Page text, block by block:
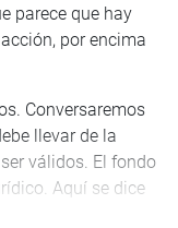
parece que hay
por encima
Conversaremos
llevar de la
válidos. El fondo
Aquí se dice